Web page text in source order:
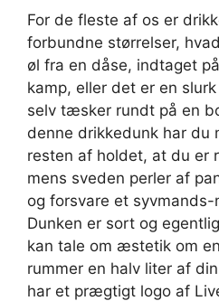
For de fleste af os er
forbundne størrelser,
øl fra en dåse, indtaget
kamp, eller det er en
selv tæsker rundt på en
denne drikkedunk har du
resten af holdet, at du er
mens sveden perler af
og forsvare et syvmands-
Dunken er sort og
kan tale om æstetik om
rummer en halv liter af
har et prægtigt logo af